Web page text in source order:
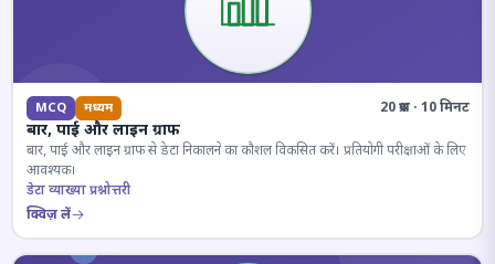
MCQ मध्यम 20 प्रश्न · 10 मिनट
बार, पाई और लाइन ग्राफ
बार, पाई और लाइन ग्राफ से डेटा निकालने का कौशल विकसित करें। प्रतियोगी परीक्षाओं के लिए
आवश्यक।
डेटा व्याख्या प्रश्नोत्तरी
क्विज़ लें